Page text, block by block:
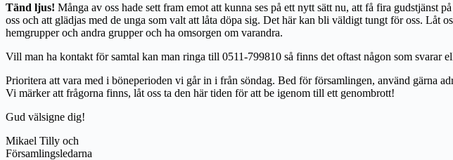
Tänd ljus! Många av oss hade sett fram emot att kunna ses på ett nytt sätt nu, att få fira
oss och att glädjas med de unga som valt att låta döpa sig. Det här kan bli väldigt tungt för oss.
hemgrupper och andra grupper och ha omsorgen om varandra.
Vill man ha kontakt för samtal kan man ringa till 0511-799810 så finns det oftast någon som svarar
Prioritera att vara med i böneperioden vi går in i från söndag. Bed för församlingen, använd gärna
Vi märker att frågorna finns, låt oss ta den här tiden för att be igenom till ett genombrott!
Gud välsigne dig!
Mikael Tilly och
Församlingsledarna